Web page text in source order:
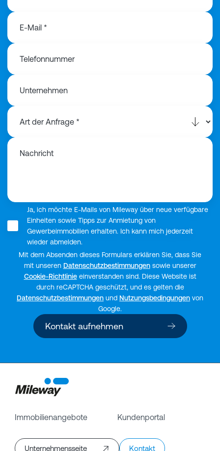
E-Mail *
Telefonnummer
Unternehmen
Nachricht
Ja, ich möchte E-Mails von Mileway über neue verfügbare
Einheiten sowie Tipps zur Anmietung von
Gewerbeimmobilien erhalten. Ich kann mich jederzeit
wieder abmelden.
Mit dem Absenden dieses Formulars erklären Sie, dass Sie
mit unseren Datenschutzbestimmungensowie unserer
Cookie-Richtlinieeinverstanden sind. Diese Website ist
durch reCAPTCHA geschützt, und es gelten die
Datenschutzbestimmungen und Nutzungsbedingungen von
Google.
Kontakt aufnehmen
Immobilienangebote Kundenportal
Unternehmensseite Kontakt